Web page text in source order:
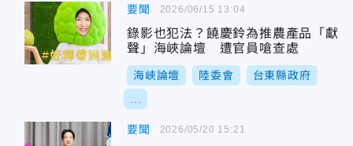
要聞
錄影也犯法？饒慶鈴為推農產品「獻
聲」海峽論壇 遭官員嗆查處
海峽論壇 陸委會 台東縣政府
2026/06/15 13:04
要聞 2026/05/20 15:21